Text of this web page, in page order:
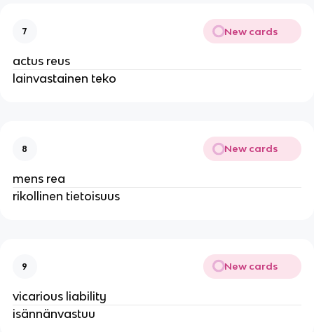
7 New cards
actus reus
lainvastainen teko
8 New cards
mens rea
rikollinen tietoisuus
9 New cards
vicarious liability
isännänvastuu